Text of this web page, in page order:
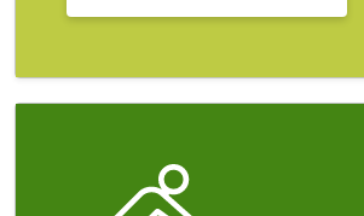
Image